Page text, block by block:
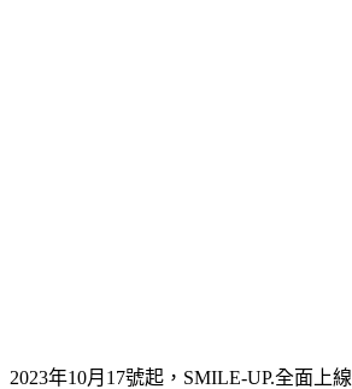
申，SMILE-UP.重心不在經營藝人，而